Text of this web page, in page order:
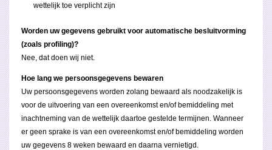
wettelijk toe verplicht zijn
Worden uw gegevens gebruikt voor automatische besluitvorming
(zoals profiling)?
Nee, dat doen wij niet.
Hoe lang we persoonsgegevens bewaren
Uw persoonsgegevens worden zolang bewaard als noodzakelijk is
voor de uitvoering van een overeenkomst en/of bemiddeling met
inachtneming van de wettelijk daartoe gestelde termijnen. Wanneer
er geen sprake is van een overeenkomst en/of bemiddeling worden
uw gegevens 8 weken bewaard en daarna vernietigd.